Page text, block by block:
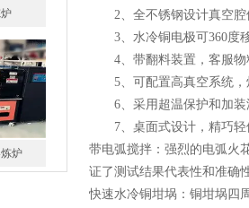
炼炉
2、全不锈钢设计真空腔
3、水冷铜电极可360度移
4、带翻料装置，客服物
5、可配置高真空系统，
6、采用超温保护和加装
7、桌面式设计，精巧轻
带电弧搅拌：强烈的电弧火
证了测试结果代表性和准确
快速水冷铜坩埚：铜坩埚四